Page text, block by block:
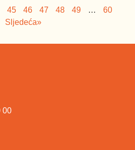
45 46 47 48 49 …
60
Sljedeća»
00